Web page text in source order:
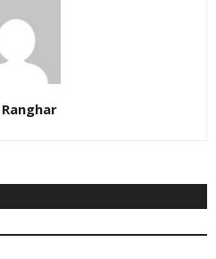
Ranghar